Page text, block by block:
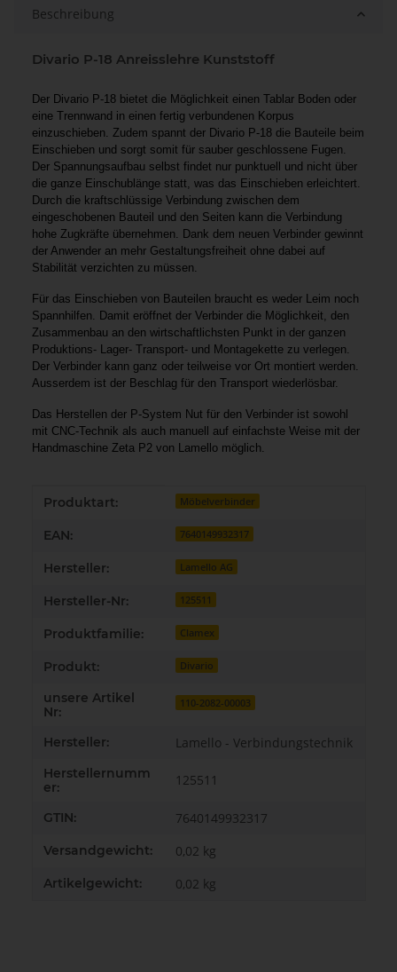
Beschreibung
Divario P-18 Anreisslehre Kunststoff
Der Divario P-18 bietet die Möglichkeit einen Tablar Boden oder
eine Trennwand in einen fertig verbundenen Korpus
einzuschieben. Zudem spannt der Divario P-18 die Bauteile beim
Einschieben und sorgt somit für sauber geschlossene Fugen.
Der Spannungsaufbau selbst findet nur punktuell und nicht über
die ganze Einschublänge statt, was das Einschieben erleichtert.
Durch die kraftschlüssige Verbindung zwischen dem
eingeschobenen Bauteil und den Seiten kann die Verbindung
hohe Zugkräfte übernehmen. Dank dem neuen Verbinder gewinnt
der Anwender an mehr Gestaltungsfreiheit ohne dabei auf
Stabilität verzichten zu müssen.
Für das Einschieben von Bauteilen braucht es weder Leim noch
Spannhilfen. Damit eröffnet der Verbinder die Möglichkeit, den
Zusammenbau an den wirtschaftlichsten Punkt in der ganzen
Produktions- Lager- Transport- und Montagekette zu verlegen.
Der Verbinder kann ganz oder teilweise vor Ort montiert werden.
Ausserdem ist der Beschlag für den Transport wiederlösbar.
Das Herstellen der P-System Nut für den Verbinder ist sowohl
mit CNC-Technik als auch manuell auf einfachste Weise mit der
Handmaschine Zeta P2 von Lamello möglich.
Produkteigenschaft
Wert
Produktart: Möbelverbinder
EAN: 7640149932317
Hersteller: Lamello AG
Hersteller-Nr: 125511
Produktfamilie: Clamex
Produkt: Divario
unsere Artikel
Nr:
110-2082-00003
Hersteller: Lamello - Verbindungstechnik
Herstellernumm
er:
125511
GTIN: 7640149932317
Versandgewicht: 0,02 kg
Artikelgewicht: 0,02 kg